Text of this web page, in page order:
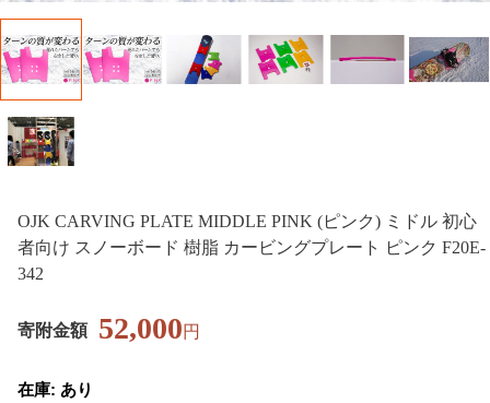
OJK CARVING PLATE MIDDLE PINK (ピンク) ミドル 初心
者向け スノーボード 樹脂 カービングプレート ピンク F20E-
342
寄附金額 52,000円
在庫: あり